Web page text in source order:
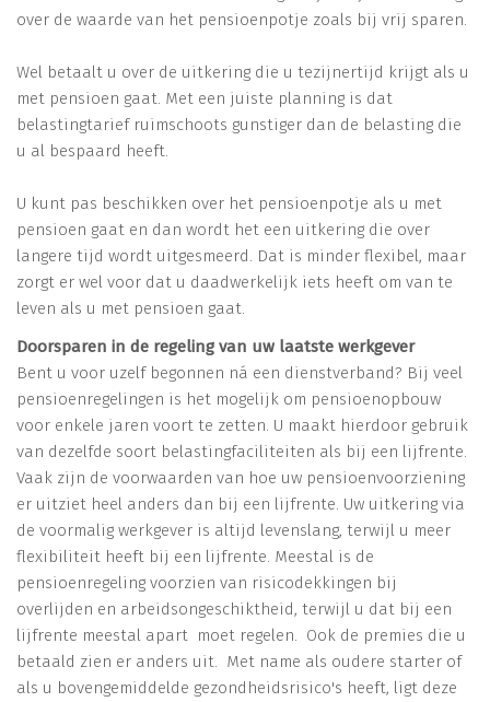
over de waarde van het pensioenpotje zoals bij vrij sparen.
Wel betaalt u over de uitkering die u tezijnertijd krijgt als u
met pensioen gaat. Met een juiste planning is dat
belastingtarief ruimschoots gunstiger dan de belasting die
u al bespaard heeft.
U kunt pas beschikken over het pensioenpotje als u met
pensioen gaat en dan wordt het een uitkering die over
langere tijd wordt uitgesmeerd. Dat is minder flexibel, maar
zorgt er wel voor dat u daadwerkelijk iets heeft om van te
leven als u met pensioen gaat.
Doorsparen in de regeling van uw laatste werkgever
Bent u voor uzelf begonnen ná een dienstverband? Bij veel
pensioenregelingen is het mogelijk om pensioenopbouw
voor enkele jaren voort te zetten. U maakt hierdoor gebruik
van dezelfde soort belastingfaciliteiten als bij een lijfrente.
Vaak zijn de voorwaarden van hoe uw pensioenvoorziening
er uitziet heel anders dan bij een lijfrente. Uw uitkering via
de voormalig werkgever is altijd levenslang, terwijl u meer
flexibiliteit heeft bij een lijfrente. Meestal is de
pensioenregeling voorzien van risicodekkingen bij
overlijden en arbeidsongeschiktheid, terwijl u dat bij een
lijfrente meestal apart moet regelen. Ook de premies die u
betaald zien er anders uit. Met name als oudere starter of
als u bovengemiddelde gezondheidsrisico's heeft, ligt deze